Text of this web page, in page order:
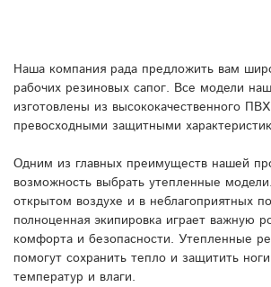
Наша компания рада предложить вам
рабочих резиновых сапог. Все модели
изготовлены из высококачественного
превосходными защитными
Одним из главных преимуществ нашей
возможность выбрать утепленные
открытом воздухе и в неблагоприятных
полноценная экипировка играет важную
комфорта и безопасности. Утепленные
помогут сохранить тепло и защитить
температур и влаги.